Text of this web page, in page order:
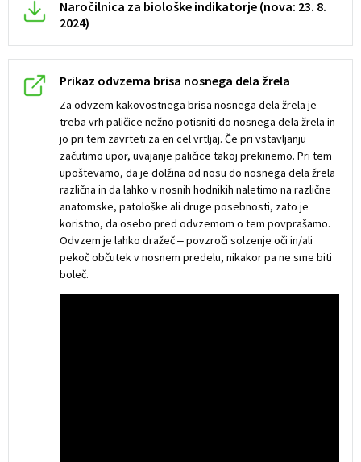
Naročilnica za biološke indikatorje (nova: 23. 8.
2024)
Prikaz odvzema brisa nosnega dela žrela
Za odvzem kakovostnega brisa nosnega dela žrela je
treba vrh paličice nežno potisniti do nosnega dela žrela in
jo pri tem zavrteti za en cel vrtljaj. Če pri vstavljanju
začutimo upor, uvajanje paličice takoj prekinemo. Pri tem
upoštevamo, da je dolžina od nosu do nosnega dela žrela
različna in da lahko v nosnih hodnikih naletimo na različne
anatomske, patološke ali druge posebnosti, zato je
koristno, da osebo pred odvzemom o tem povprašamo.
Odvzem je lahko dražeč ‒ povzroči solzenje oči in/ali
pekoč občutek v nosnem predelu, nikakor pa ne sme biti
boleč.